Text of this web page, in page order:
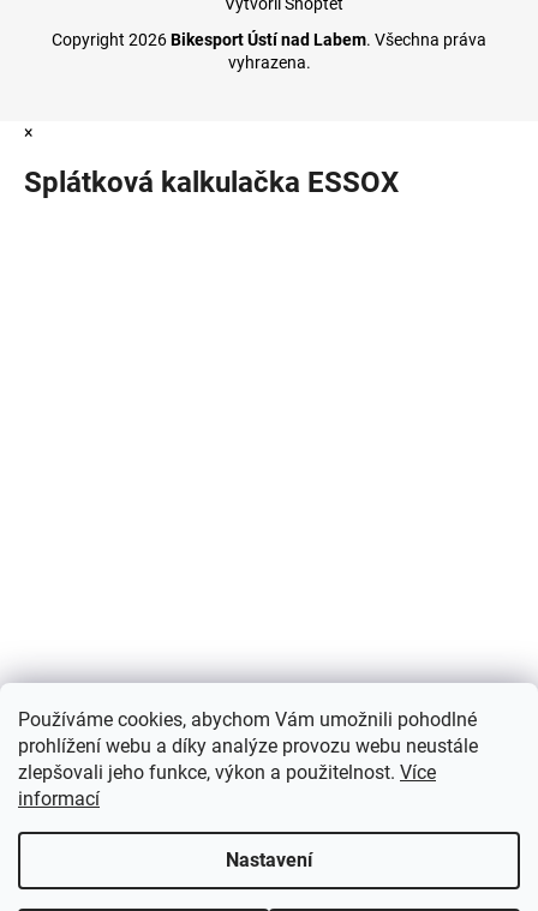
Používáme cookies, abychom Vám umožnili pohodlné
prohlížení webu a díky analýze provozu webu neustále
zlepšovali jeho funkce, výkon a použitelnost. Více
informací
Nastavení
Vytvořil Shoptet
Copyright 2026Bikesport Ústí nad Labem. Všechna práva
vyhrazena.
×
Splátková kalkulačka ESSOX